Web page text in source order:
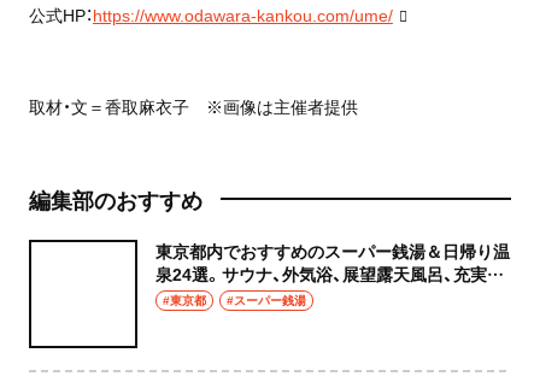
公式HP：https://www.odawara-kankou.com/ume/
取材・文＝香取麻衣子 ※画像は主催者提供
編集部のおすすめ
東京都内でおすすめのスーパー銭湯＆日帰り温
泉24選。サウナ、外気浴、展望露天風呂、充実の
癒やし空間へ
#東京都 #スーパー銭湯